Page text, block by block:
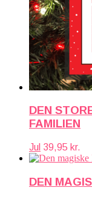
DEN
FAMILIEN
Jul 39,95 kr.
DEN